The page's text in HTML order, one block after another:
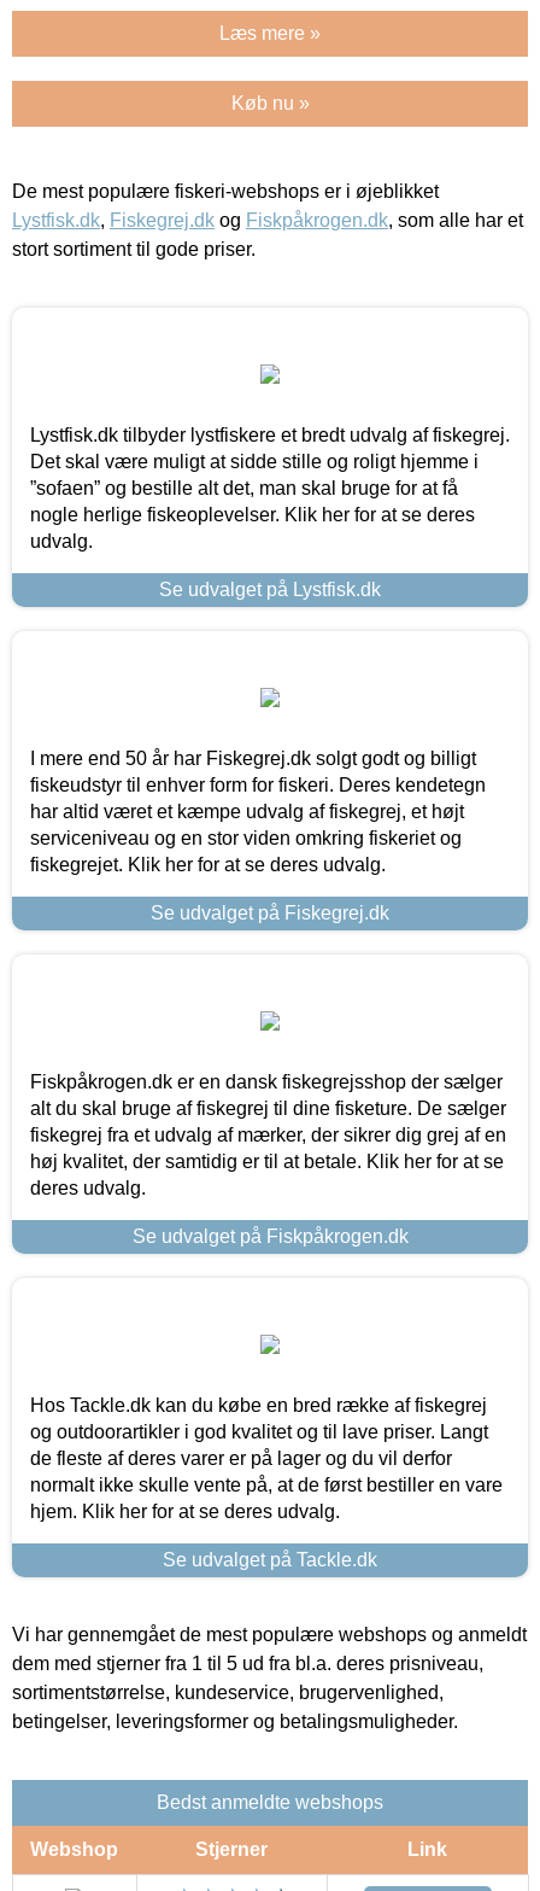
Læs mere »
Køb nu »
De mest populære fiskeri-webshops er i øjeblikket
Lystfisk.dk, Fiskegrej.dk og Fiskpåkrogen.dk, som alle har et
stort sortiment til gode priser.
Lystfisk.dk tilbyder lystfiskere et bredt udvalg af fiskegrej.
Det skal være muligt at sidde stille og roligt hjemme i
”sofaen” og bestille alt det, man skal bruge for at få
nogle herlige fiskeoplevelser. Klik her for at se deres
udvalg.
Se udvalget på Lystfisk.dk
I mere end 50 år har Fiskegrej.dk solgt godt og billigt
fiskeudstyr til enhver form for fiskeri. Deres kendetegn
har altid været et kæmpe udvalg af fiskegrej, et højt
serviceniveau og en stor viden omkring fiskeriet og
fiskegrejet. Klik her for at se deres udvalg.
Se udvalget på Fiskegrej.dk
Fiskpåkrogen.dk er en dansk fiskegrejsshop der sælger
alt du skal bruge af fiskegrej til dine fisketure. De sælger
fiskegrej fra et udvalg af mærker, der sikrer dig grej af en
høj kvalitet, der samtidig er til at betale. Klik her for at se
deres udvalg.
Se udvalget på Fiskpåkrogen.dk
Hos Tackle.dk kan du købe en bred række af fiskegrej
og outdoorartikler i god kvalitet og til lave priser. Langt
de fleste af deres varer er på lager og du vil derfor
normalt ikke skulle vente på, at de først bestiller en vare
hjem. Klik her for at se deres udvalg.
Se udvalget på Tackle.dk
Vi har gennemgået de mest populære webshops og anmeldt
dem med stjerner fra 1 til 5 ud fra bl.a. deres prisniveau,
sortimentstørrelse, kundeservice, brugervenlighed,
betingelser, leveringsformer og betalingsmuligheder.
Bedst anmeldte webshops
Webshop Stjerner Link